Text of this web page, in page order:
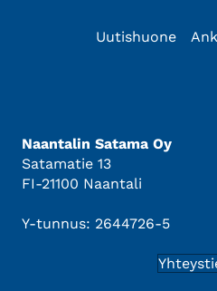
Uutishuone
Naantalin Satama Oy
Satamatie 13
FI-21100 Naantali
Y-tunnus: 2644726-5